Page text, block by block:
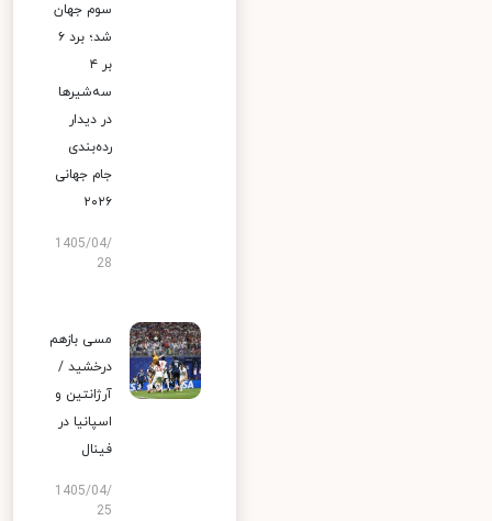
سوم جهان
شد؛ برد ۶
بر ۴
سه‌شیرها
در دیدار
رده‌بندی
جام جهانی
۲۰۲۶
1405/04/
28
مسی بازهم
درخشید /
آرژانتین و
اسپانیا در
فینال
1405/04/
25